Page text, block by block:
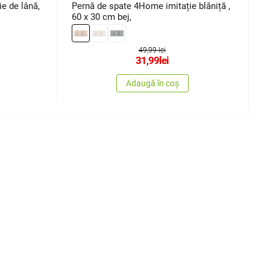
de lână,
Pernă de spate 4Home imitație blăniță ,
60 x 30 cm bej,
49,99 lei
31,99lei
Adaugă în coș